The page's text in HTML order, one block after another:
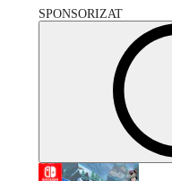
SPONSORIZAT